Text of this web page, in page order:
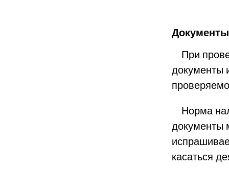
Документы
При
документы
Норма
документы
касаться